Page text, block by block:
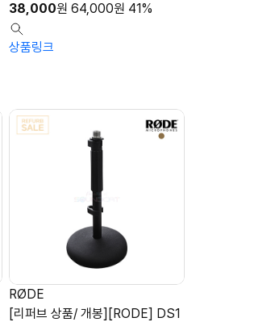
38,000원 64,000원 41%
상품링크
RØDE
[리퍼브 상품/ 개봉][RODE] DS1